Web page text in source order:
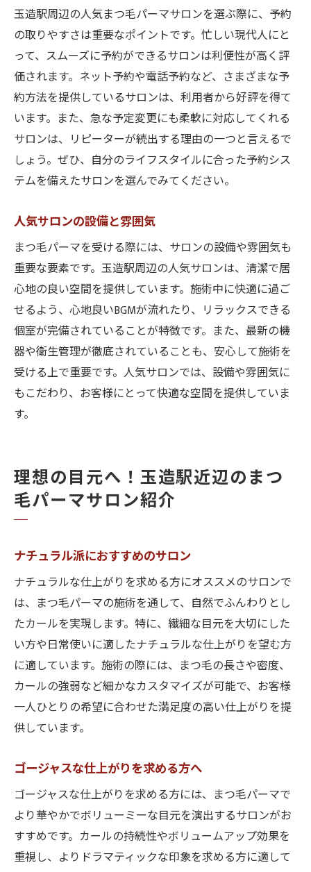
人気サロンの特徴
施術後の満足度調査
サロンのアクセス方法
最適なサロンの見つけ方
自然なカールが長持ち！玉造駅周辺のまつ毛パ
ーマサロン特集
自然な仕上がりを実現する施術
カールの持ちを良くするサロン
サロンでの施術の流れ
おすすめのパーマデザイン
施術後のお手入れ方法
玉造駅周辺で見つけるまつ毛パーマサロンの魅
力
サロンの独自サービス
施術のこだわり
サロン内の雰囲気と設備
玉造駅周辺の人気まつ毛パーマサロンを選ぶ際に、予約
の取りやすさは重要なポイントです。忙しい現代人にと
って、スムーズに予約ができるサロンは利便性が高く評
価されます。ネット予約や電話予約など、さまざまな予
約方法を提供しているサロンは、利用者から好評を得て
います。また、急な予定変更にも柔軟に対応してくれる
サロンは、リピーターが続出する理由の一つと言えるで
しょう。ぜひ、自分のライフスタイルに合った予約シス
テムを備えたサロンを選んでみてください。
人気サロンの設備と雰囲気
まつ毛パーマを受ける際には、サロンの設備や雰囲気も
重要な要素です。玉造駅周辺の人気サロンは、清潔で居
心地の良い空間を提供しています。施術中に快適に過ご
せるよう、心地良いBGMが流れたり、リラックスできる
個室が完備されていることが特徴です。また、最新の機
器や衛生管理が徹底されていることも、安心して施術を
受ける上で重要です。人気サロンでは、設備や雰囲気に
もこだわり、お客様にとって快適な空間を提供していま
す。
理想の目元へ！玉造駅近辺のまつ
毛パーマサロン紹介
ナチュラル派におすすめのサロン
ナチュラルな仕上がりを求める方にオススメのサロンで
は、まつ毛パーマの施術を通して、自然でふんわりとし
たカールを実現します。特に、繊細な目元を大切にした
い方や日常使いに適したナチュラルな仕上がりを望む方
に適しています。施術の際には、まつ毛の長さや密度、
カールの強弱など細かなカスタマイズが可能で、お客様
一人ひとりの希望に合わせた満足度の高い仕上がりを提
供しています。
ゴージャスな仕上がりを求める方へ
ゴージャスな仕上がりを求める方には、まつ毛パーマで
より華やかでボリューミーな目元を演出するサロンがお
すすめです。カールの持続性やボリュームアップ効果を
重視し、よりドラマティックな印象を求める方に適して